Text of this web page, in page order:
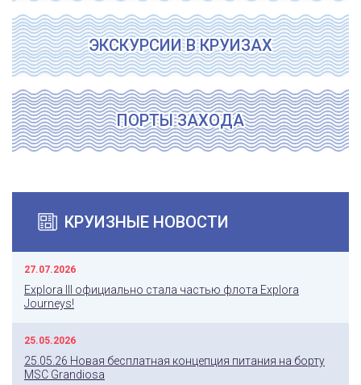
ЭКСКУРСИИ В КРУИЗАХ
ПОРТЫ ЗАХОДА
КРУИЗНЫЕ НОВОСТИ
27.07.2026
Explora III официально стала частью флота Explora
Journeys!
25.05.2026
25.05.26 Новая бесплатная концепция питания на борту
MSC Grandiosa